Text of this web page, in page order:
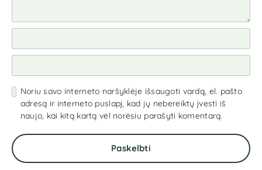
Noriu savo interneto naršyklėje išsaugoti vardą, el. pašto
adresą ir interneto puslapį, kad jų nebereiktų įvesti iš
naujo, kai kitą kartą vėl norėsiu parašyti komentarą.